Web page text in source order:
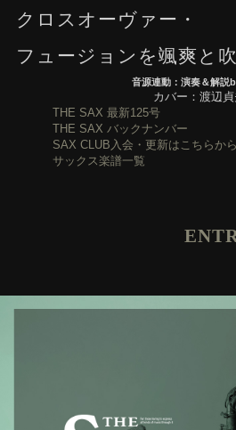
クロスオーヴァー・
フュージョンを颯爽と
音源連動：演奏＆解説
カバー：渡辺貞
THE SAX 最新125号
THE SAX バックナンバー
SAX CLUB入会・更新はこちらから
サックス楽譜一覧